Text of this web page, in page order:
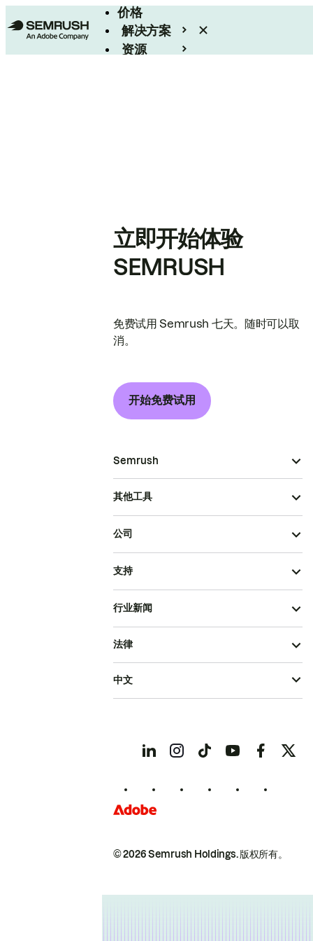
价格
解决方案
资源
立即开始体验
SEMRUSH
免费试用 Semrush 七天。随时可以取
消。
开始免费试用
Semrush
其他工具
公司
支持
行业新闻
© 2026 Semrush Holdings.版权所有。
法律
中文